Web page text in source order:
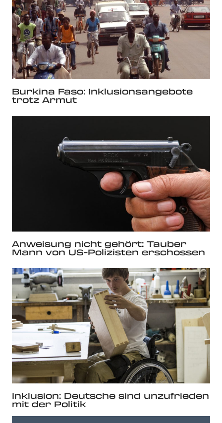
Burkina Faso: Inklusionsangebote
trotz Armut
Anweisung nicht gehört: Tauber
Mann von US-Polizisten erschossen
Inklusion: Deutsche sind unzufrieden
mit der Politik